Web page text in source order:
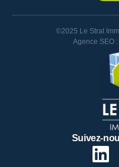
Suivez-
©2025 Le Strat
Agence SEO